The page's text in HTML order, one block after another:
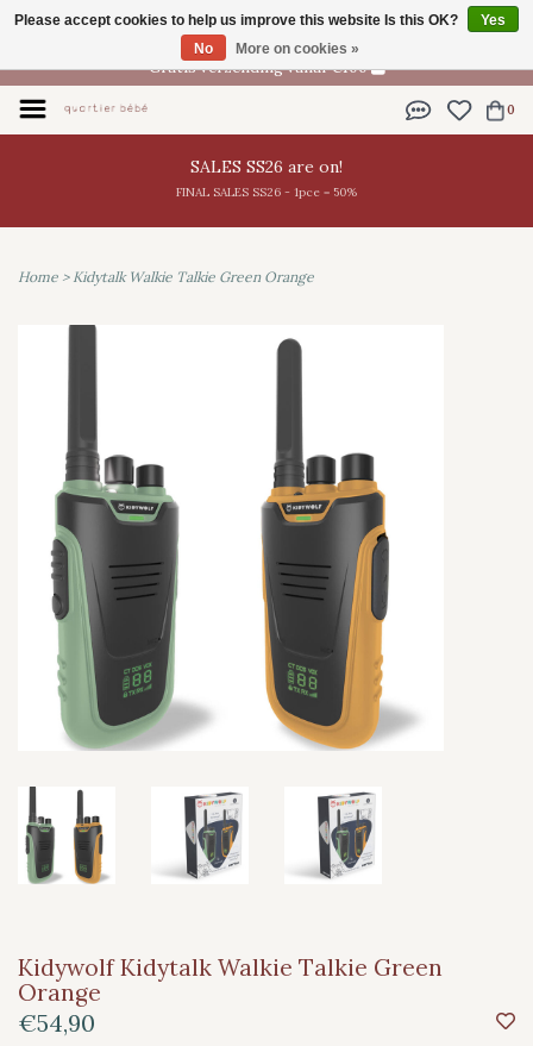
EN
Gratis verzending vanaf €100
0
SALES SS26 are on!
FINAL SALES SS26 - 1pce = 50%
Home > Kidytalk Walkie Talkie Green Orange
Kidywolf Kidytalk Walkie Talkie Green
Orange
€54,90
Please accept cookies to help us improve this website Is this OK?
Yes
No
More on cookies »